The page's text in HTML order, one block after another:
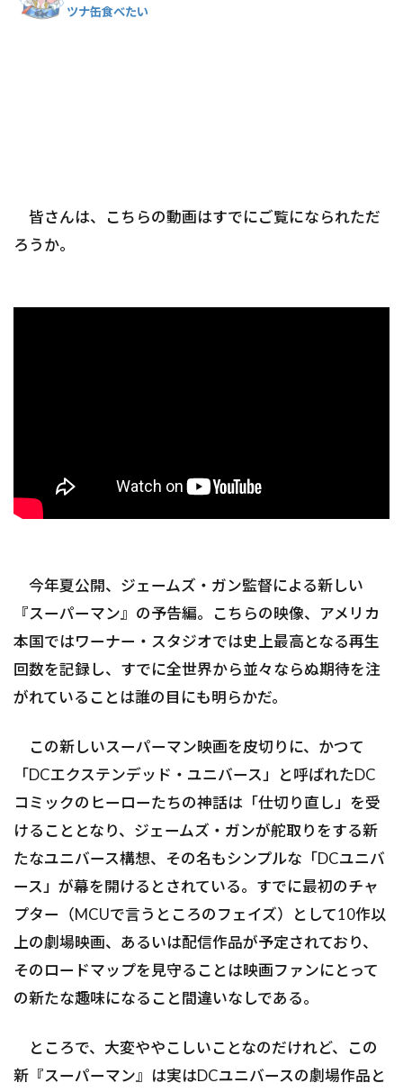
ツナ缶食べたい
皆さんは、こちらの動画はすでにご覧になられただ
ろうか。
今年夏公開、ジェームズ・ガン監督による新しい
『スーパーマン』の予告編。こちらの映像、アメリカ
本国ではワーナー・スタジオでは史上最高となる再生
回数を記録し、すでに全世界から並々ならぬ期待を注
がれていることは誰の目にも明らかだ。
この新しいスーパーマン映画を皮切りに、かつて
「DCエクステンデッド・ユニバース」と呼ばれたDC
コミックのヒーローたちの神話は「仕切り直し」を受
けることとなり、ジェームズ・ガンが舵取りをする新
たなユニバース構想、その名もシンプルな「DCユニバ
ース」が幕を開けるとされている。すでに最初のチャ
プター（MCUで言うところのフェイズ）として10作以
上の劇場映画、あるいは配信作品が予定されており、
そのロードマップを見守ることは映画ファンにとって
の新たな趣味になること間違いなしである。
ところで、大変ややこしいことなのだけれど、この
新『スーパーマン』は実はDCユニバースの劇場作品と